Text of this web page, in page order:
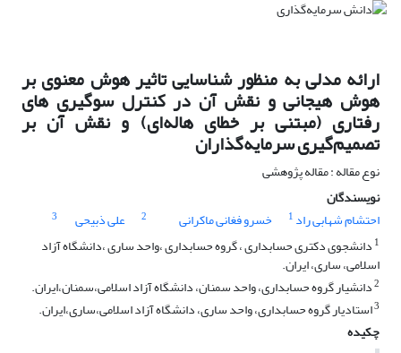
ارائه مدلی به منظور شناسایی تاثیر هوش معنوی بر
هوش هیجانی و نقش آن در کنترل سوگیری ‌های
رفتاری (مبتنی بر خطای هاله‌ای) و نقش آن بر
تصمیم‌گیری سرمایه‌گذاران
نوع مقاله : مقاله پژوهشی
نویسندگان
احتشام شهابی راد 1 خسرو فغانی ماکرانی 2 علی ذبیحی
3
1 دانشجوی دکتری حسابداری ، گروه حسابداری ،واحد ساری ،دانشگاه آزاد
اسلامی، ساری، ایران.
2دانشیار گروه حسابداری، واحد سمنان، دانشگاه آزاد اسلامی،سمنان،ایران.
3استادیار گروه حسابداری، واحد ساری، دانشگاه آزاد اسلامی،ساری،ایران.
چکیده